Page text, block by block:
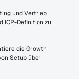
und Vertrieb
ICP-Definition zu
die Growth
Setup über